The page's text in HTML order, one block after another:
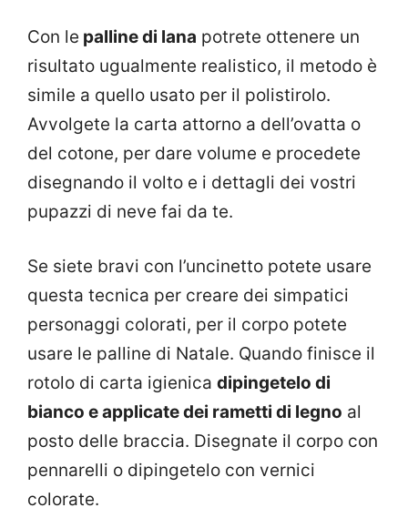
Con le palline di lana potrete ottenere un
risultato ugualmente realistico, il metodo è
simile a quello usato per il polistirolo.
Avvolgete la carta attorno a dell’ovatta o
del cotone, per dare volume e procedete
disegnando il volto e i dettagli dei vostri
pupazzi di neve fai da te.
Se siete bravi con l’uncinetto potete usare
questa tecnica per creare dei simpatici
personaggi colorati, per il corpo potete
usare le palline di Natale. Quando finisce il
rotolo di carta igienica dipingetelo di
bianco e applicate dei rametti di legno al
posto delle braccia. Disegnate il corpo con
pennarelli o dipingetelo con vernici
colorate.